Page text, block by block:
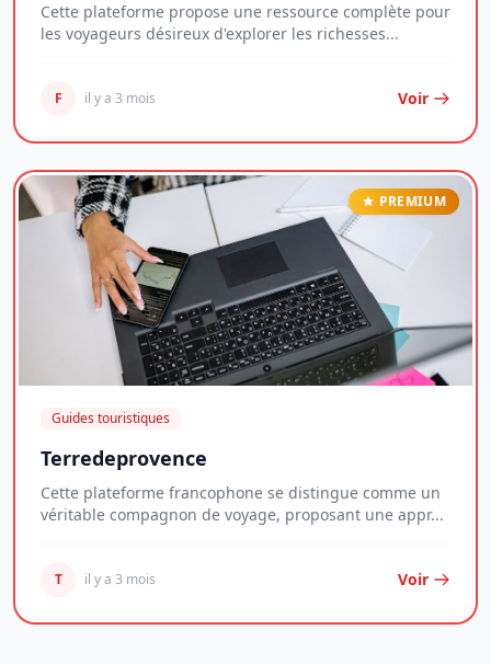
Cette plateforme propose une ressource complète pour
les voyageurs désireux d'explorer les richesses...
F il y a 3 mois Voir
PREMIUM
Guides touristiques
Terredeprovence
Cette plateforme francophone se distingue comme un
véritable compagnon de voyage, proposant une appr...
T il y a 3 mois Voir